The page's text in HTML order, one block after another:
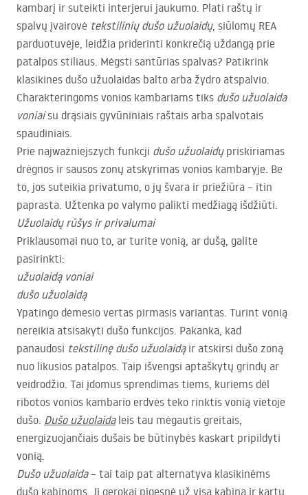
kambarį ir suteikti interjerui jaukumo. Plati raštų ir
spalvų įvairovė tekstilinių dušo užuolaidų, siūlomų REA
parduotuvėje, leidžia priderinti konkrečią uždangą prie
patalpos stiliaus. Mėgsti santūrias spalvas? Patikrink
klasikines dušo užuolaidas balto arba žydro atspalvio.
Charakteringoms vonios kambariams tiks dušo užuolaida
voniaisu drąsiais gyvūniniais raštais arba spalvotais
spaudiniais.
Prie najważniejszych funkcji dušo užuolaidųpriskiriamas
drėgnos ir sausos zonų atskyrimas vonios kambaryje. Be
to, jos suteikia privatumo, o jų švara ir priežiūra – itin
paprasta. Užtenka po valymo palikti medžiagą išdžiūti.
Užuolaidų rūšys ir privalumai
Priklausomai nuo to, ar turite vonią, ar dušą, galite
pasirinkti:
užuolaidą voniai
dušo užuolaidą
Ypatingo dėmesio vertas pirmasis variantas. Turint vonią
nereikia atsisakyti dušo funkcijos. Pakanka, kad
panaudosi tekstilinę dušo užuolaidąir atskirsi dušo zoną
nuo likusios patalpos. Taip išvengsi aptaškytų grindų ar
veidrodžio. Tai įdomus sprendimas tiems, kuriems dėl
ribotos vonios kambario erdvės teko rinktis vonią vietoje
dušo. Dušo užuolaidaleis tau mėgautis greitais,
energizuojančiais dušais be būtinybės kaskart pripildyti
vonią.
Dušo užuolaida– tai taip pat alternatyva klasikinėms
dušo kabinoms. Ji gerokai pigesnė už visą kabiną ir kartu